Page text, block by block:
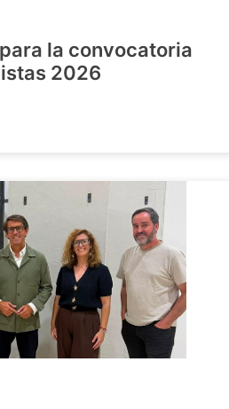
la convocatoria
2026